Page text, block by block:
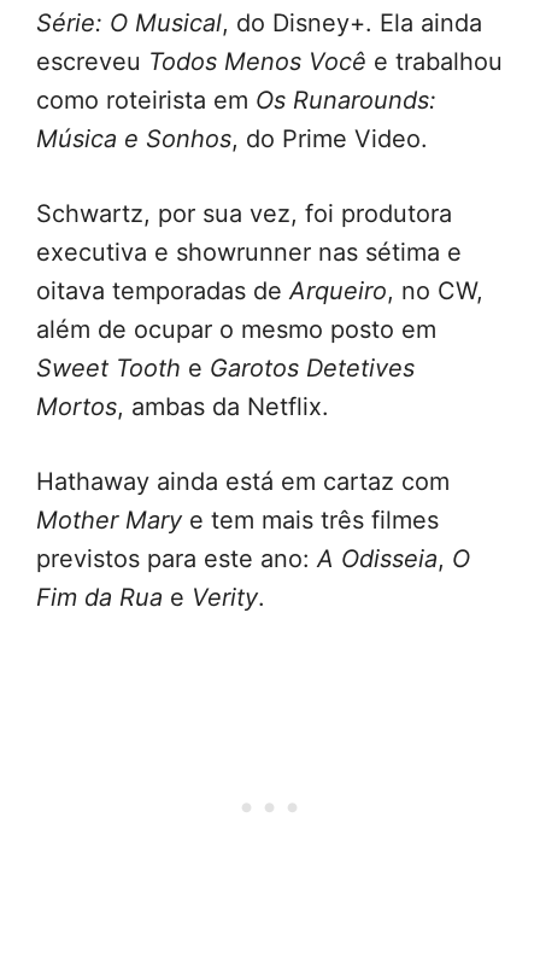
Série: O Musical, do Disney+. Ela ainda
escreveu Todos Menos Você e trabalhou
como roteirista em Os Runarounds:
Música e Sonhos, do Prime Video.
Schwartz, por sua vez, foi produtora
executiva e showrunner nas sétima e
oitava temporadas de Arqueiro, no CW,
além de ocupar o mesmo posto em
Sweet Tooth e Garotos Detetives
Mortos, ambas da Netflix.
Hathaway ainda está em cartaz com
Mother Marye tem mais três filmes
previstos para este ano: A Odisseia, O
Fim da Rua e Verity.